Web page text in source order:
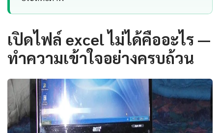
เปิดไฟล์ excel ไม่ได้คืออะไร —
ทำความเข้าใจอย่างครบถ้วน